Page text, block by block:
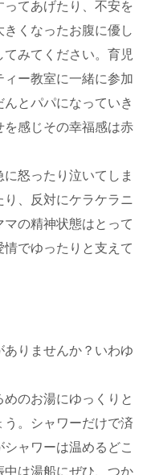
てあげたり、不安を
くなったお腹に優し
みてください。育児
ー教室に一緒に参加
とパパになっていき
を感じその幸福感は赤
怒ったり泣いてしま
、反対にケラケラニ
の精神状態はとって
でゆったりと支えて
ありませんか？いわゆ
のお湯にゆっくりと
。シャワーだけで済
ャワーは温めるどこ
は湯船にぜひ、つか